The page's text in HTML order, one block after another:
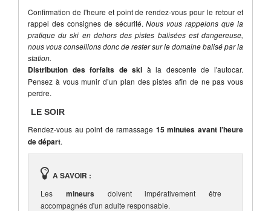
Confirmation de l'heure et point de rendez-vous pour le retour et
rappel des consignes de sécurité.Nous vous rappelons que la
pratique du ski en dehors des pistes balisées est dangereuse,
nous vous conseillons donc de rester sur le domaine balisé par la
station.
Distribution des forfaits de ski à la descente de l'autocar.
Pensez à vous munir d’un plan des pistes afin de ne pas vous
perdre.
LE SOIR
Rendez-vous au point de ramassage 15 minutes avant l’heure
de départ.
A SAVOIR :
Les mineurs doivent impérativement être
accompagnés d'un adulte responsable.